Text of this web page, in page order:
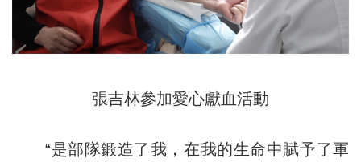
張吉林參加愛心獻血活動
“是部隊鍛造了我，在我的生命中賦予了軍